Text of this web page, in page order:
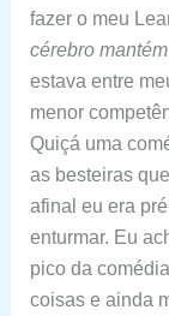
fazer o meu
cérebro
estava entre
menor
Quiçá uma
as besteiras
afinal eu era
enturmar. Eu
pico da
coisas e ainda